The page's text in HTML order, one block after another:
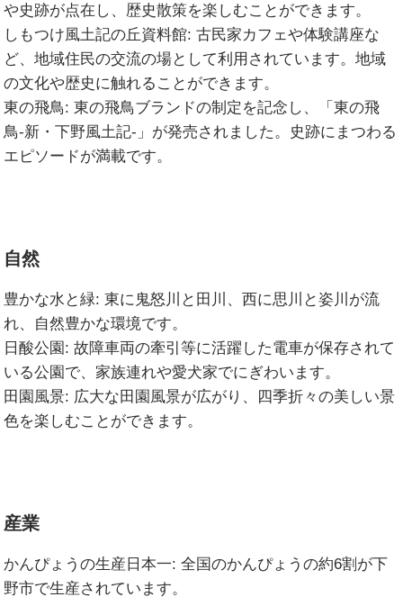
や史跡が点在し、歴史散策を楽しむことができます。
しもつけ風土記の丘資料館: 古民家カフェや体験講座な
ど、地域住民の交流の場として利用されています。地域
の文化や歴史に触れることができます。
東の飛鳥: 東の飛鳥ブランドの制定を記念し、「東の飛
鳥-新・下野風土記-」が発売されました。史跡にまつわる
エピソードが満載です。
自然
豊かな水と緑: 東に鬼怒川と田川、西に思川と姿川が流
れ、自然豊かな環境です。
日酸公園: 故障車両の牽引等に活躍した電車が保存されて
いる公園で、家族連れや愛犬家でにぎわいます。
田園風景: 広大な田園風景が広がり、四季折々の美しい景
色を楽しむことができます。
産業
かんぴょうの生産日本一: 全国のかんぴょうの約6割が下
野市で生産されています。